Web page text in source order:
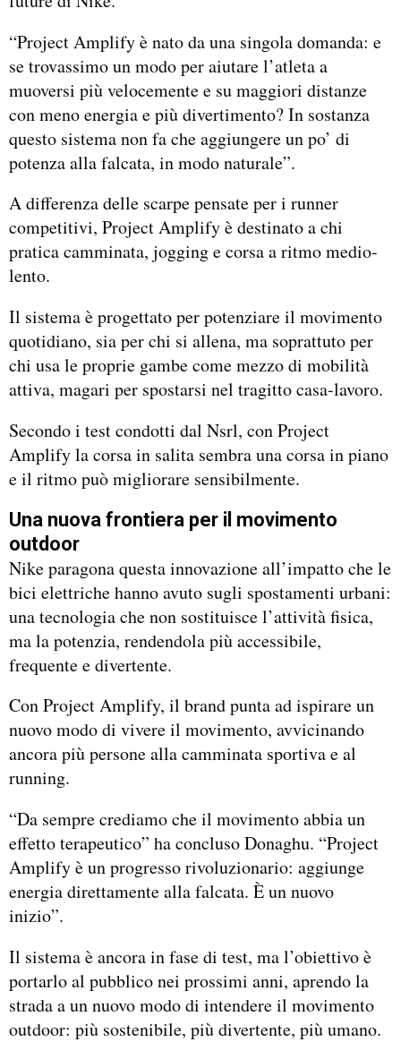
“Project Amplify è nato da una singola domanda: e
se trovassimo un modo per aiutare l’atleta a
muoversi più velocemente e su maggiori distanze
con meno energia e più divertimento? In sostanza
questo sistema non fa che aggiungere un po’ di
potenza alla falcata, in modo naturale”.
A differenza delle scarpe pensate per i runner
competitivi, Project Amplify è destinato a chi
pratica camminata, jogging e corsa a ritmo medio-
lento.
Il sistema è progettato per potenziare il movimento
quotidiano, sia per chi si allena, ma soprattuto per
chi usa le proprie gambe come mezzo di mobilità
attiva, magari per spostarsi nel tragitto casa-lavoro.
Secondo i test condotti dal Nsrl, con Project
Amplify la corsa in salita sembra una corsa in piano
e il ritmo può migliorare sensibilmente.
Una nuova frontiera per il movimento
outdoor
Nike paragona questa innovazione all’impatto che le
bici elettriche hanno avuto sugli spostamenti urbani:
una tecnologia che non sostituisce l’attività fisica,
ma la potenzia, rendendola più accessibile,
frequente e divertente.
Con Project Amplify, il brand punta ad ispirare un
nuovo modo di vivere il movimento, avvicinando
ancora più persone alla camminata sportiva e al
running.
“Da sempre crediamo che il movimento abbia un
effetto terapeutico” ha concluso Donaghu. “Project
Amplify è un progresso rivoluzionario: aggiunge
energia direttamente alla falcata. È un nuovo
inizio”.
Il sistema è ancora in fase di test, ma l’obiettivo è
portarlo al pubblico nei prossimi anni, aprendo la
strada a un nuovo modo di intendere il movimento
outdoor: più sostenibile, più divertente, più umano.